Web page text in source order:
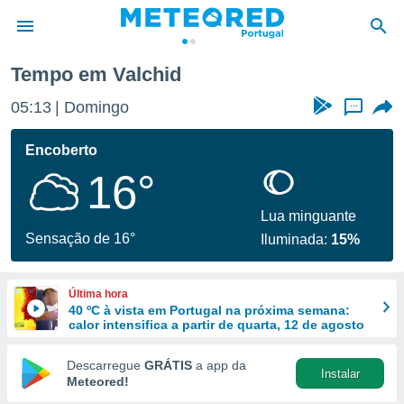
da
foi
fornecidas
a este
das
e
forma
digital
Tempo em Valchid
05:13 Domingo ...
Encoberto
16°
Sensação de 16°
Lua minguante
Iluminada: 15%
Última hora
40 ºC à vista em Portugal na próxima semana:
calor intensifica a partir de quarta, 12 de agosto
Descarregue GRÁTIS a app da
Meteored!
Instalar